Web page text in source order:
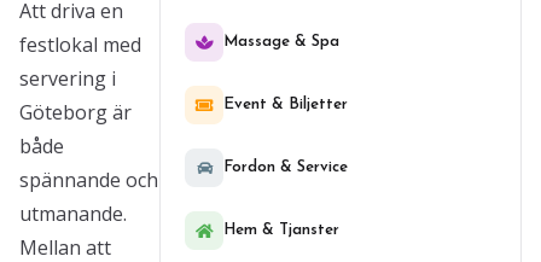
Att driva en
festlokal med
servering i
Göteborg är
både
spännande och
utmanande.
Mellan att
Massage & Spa
Event & Biljetter
Fordon & Service
Hem & Tjanster